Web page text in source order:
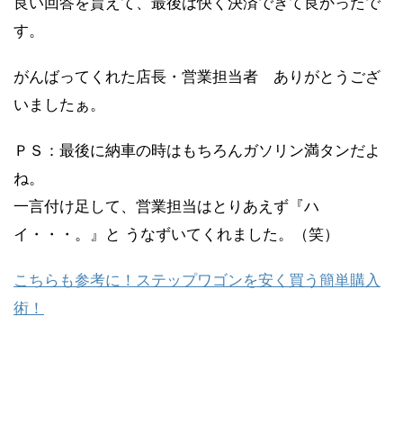
す。
がんばってくれた店長・営業担当者 ありがとうござ
いましたぁ。
ＰＳ：最後に納車の時はもちろんガソリン満タンだよ
ね。
一言付け足して、営業担当はとりあえず『ハ
イ・・・。』と うなずいてくれました。（笑）
こちらも参考に！ステップワゴンを安く買う簡単購入
術！